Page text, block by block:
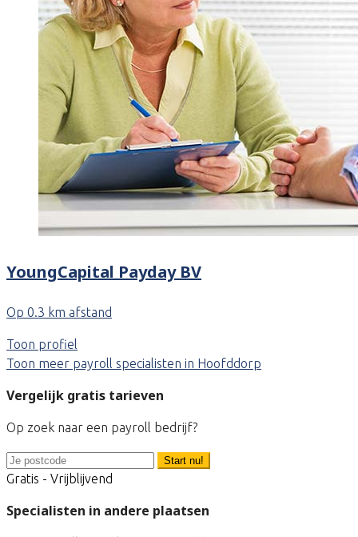
YoungCapital Payday BV
Op 0.3 km afstand
Toon profiel
Toon meer payroll specialisten in Hoofddorp
Vergelijk gratis tarieven
Op zoek naar een payroll bedrijf?
Start nu!
Gratis - Vrijblijvend
Specialisten in andere plaatsen